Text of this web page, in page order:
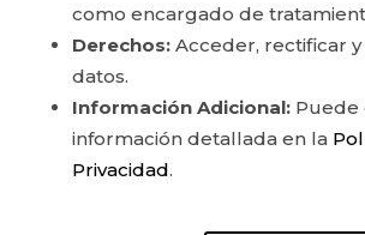
como encargado de
Derechos:Acceder, rectificar
datos.
Información Adicional:Puede
información detallada en la
Privacidad.